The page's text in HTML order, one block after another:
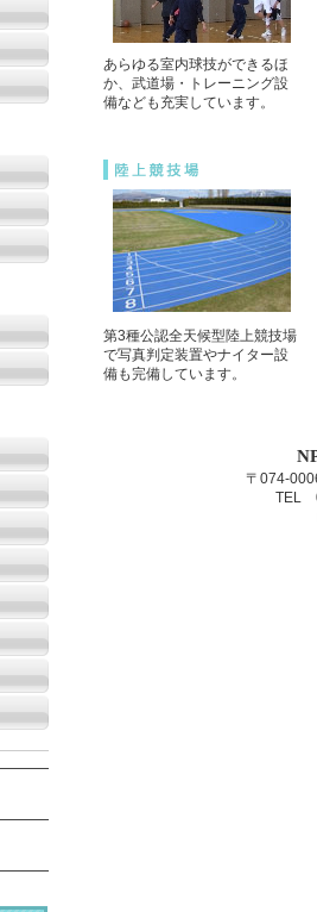
あらゆる室内球技ができるほ
か、武道場・トレーニング設
備なども充実しています。
第3種公認全天候型陸上競技場
で写真判定装置やナイター設
備も完備しています。
〒074-
TEL